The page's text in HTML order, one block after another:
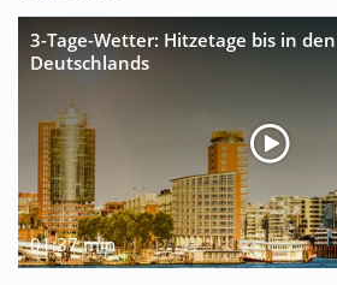
3-Tage-Wetter: Hitzetage bis in
Deutschlands
01:37 min